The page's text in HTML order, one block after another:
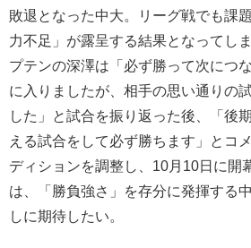
敗退となった中大。リーグ戦でも課
力不足」が露呈する結果となってし
プテンの深澤は「必ず勝って次につ
に入りましたが、相手の思い通りの
した」と試合を振り返った後、「後
える試合をして必ず勝ちます」とコ
ディションを調整し、 10月 10日に開
は、「勝負強さ」を存分に発揮する
しに期待したい。